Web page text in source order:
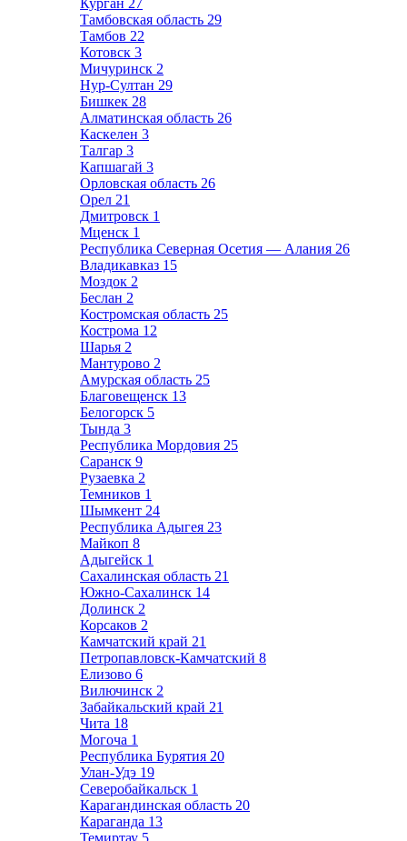
Курган 27
Тамбовская область 29
Тамбов 22
Котовск 3
Мичуринск 2
Нур-Султан 29
Бишкек 28
Алматинская область 26
Каскелен 3
Талгар 3
Капшагай 3
Орловская область 26
Орел 21
Дмитровск 1
Мценск 1
Республика Северная Осетия — Алания 26
Владикавказ 15
Моздок 2
Беслан 2
Костромская область 25
Кострома 12
Шарья 2
Мантурово 2
Амурская область 25
Благовещенск 13
Белогорск 5
Тында 3
Республика Мордовия 25
Саранск 9
Рузаевка 2
Темников 1
Шымкент 24
Республика Адыгея 23
Майкоп 8
Адыгейск 1
Сахалинская область 21
Южно-Сахалинск 14
Долинск 2
Корсаков 2
Камчатский край 21
Петропавловск-Камчатский 8
Елизово 6
Вилючинск 2
Забайкальский край 21
Чита 18
Могоча 1
Республика Бурятия 20
Улан-Удэ 19
Северобайкальск 1
Карагандинская область 20
Караганда 13
Темиртау 5